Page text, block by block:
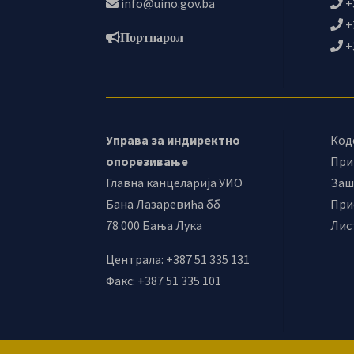
info@uino.gov.ba
Портпарол
Управа за индиректно
опорезивање
Главна канцеларија УИО
Бана Лазаревића бб
78 000 Бања Лука
Централа: +387 51 335 131
Факс: +387 51 335 101